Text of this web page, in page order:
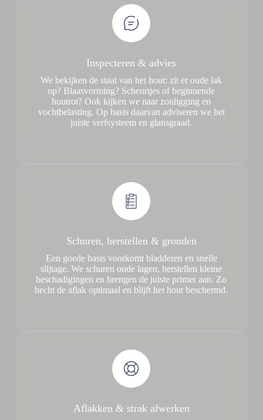
Inspecteren & advies
We bekijken de staat van het hout: zit er oude lak
op? Blaasvorming? Scheurtjes of beginnende
houtrot? Ook kijken we naar zonligging en
vochtbelasting. Op basis daarvan adviseren we het
juiste verfsysteem en glansgraad.
Schuren, herstellen & gronden
Een goede basis voorkomt bladderen en snelle
slijtage. We schuren oude lagen, herstellen kleine
beschadigingen en brengen de juiste primer aan. Zo
hecht de aflak optimaal en blijft het hout beschermd.
Aflakken & strak afwerken